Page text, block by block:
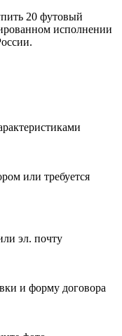
20 футовый
исполнении
или требуется
эл. почту
и форму договора